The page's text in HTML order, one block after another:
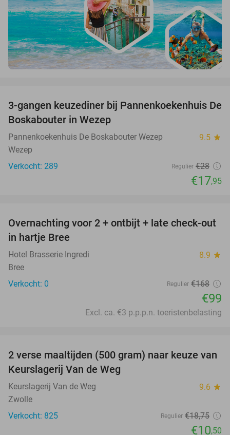
36%
3-gangen keuzediner bij Pannenkoekenhuis De
Boskabouter in Wezep
Pannenkoekenhuis De Boskabouter Wezep 9.5 star
Wezep
Verkocht: 289
Regulier €28
€17,95
41%
TODAY
Overnachting voor 2 + ontbijt + late check-out
in hartje Bree
Hotel Brasserie Ingredi 8.9 star
Bree
Verkocht: 0
Regulier €168
€99
Excl. ca. €3 p.p.p.n. toeristenbelasting
44%
2 verse maaltijden (500 gram) naar keuze van
Keurslagerij Van de Weg
Keurslagerij Van de Weg 9.6 star
Zwolle
Verkocht: 825
Regulier €18,75
€10,50